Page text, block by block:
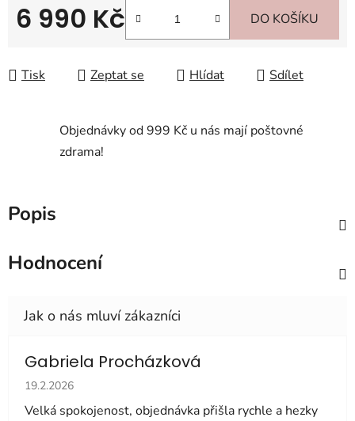
6 990 Kč DO KOŠÍKU
Tisk Zeptat se Hlídat Sdílet
Objednávky od 999 Kč u nás mají poštovné
zdrama!
Popis
Hodnocení
Gabriela Procházková
Hodnocení obchodu je 5 z 5 hvězdiček.
19.2.2026
Velká spokojenost, objednávka přišla rychle a hezky